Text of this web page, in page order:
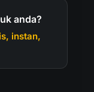
anda?
instan,